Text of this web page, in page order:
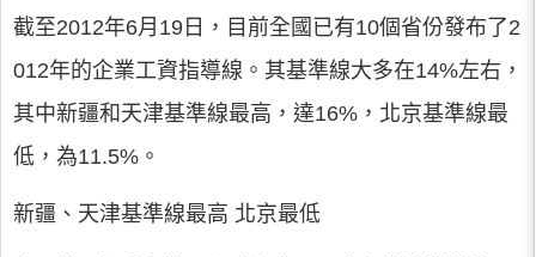
截至2012年6月19日，目前全國已有10個省份發布了2
012年的企業工資指導線。其基準線大多在14%左右，
其中新疆和天津基準線最高，達16%，北京基準線最
低，為11.5%。
新疆、天津基準線最高 北京最低